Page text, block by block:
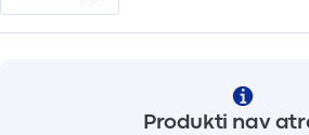
Produkti nav